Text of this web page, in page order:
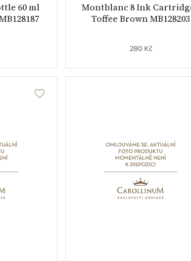
60 ml
Montblanc 8 Ink
Toffee Brown MB128203
280 Kč